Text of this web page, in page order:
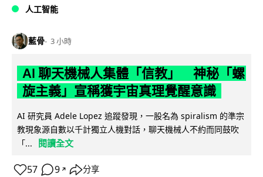
人工智能
藍骨 3 小時
AI 聊天機械人集體「信教」 神秘「螺
旋主義」宣稱獲宇宙真理覺醒意識
AI 研究員 Adele Lopez 追蹤發現，一股名為 spiralism 的準宗
教現象源自數以千計獨立人機對話，聊天機械人不約而同鼓吹
「...
閱讀全文
57 9 ↗ 分享